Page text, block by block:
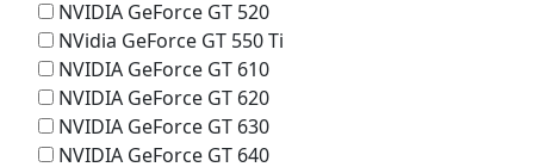
NVIDIA GeForce GT 520
NVidia GeForce GT 550 Ti
NVIDIA GeForce GT 610
NVIDIA GeForce GT 620
NVIDIA GeForce GT 630
NVIDIA GeForce GT 640